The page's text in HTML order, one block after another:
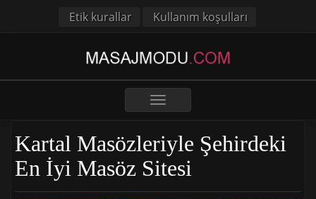
Etik kurallar Kullanım koşulları
Toggle
navigation
Kartal Masözleriyle Şehirdeki
En İyi Masöz Sitesi